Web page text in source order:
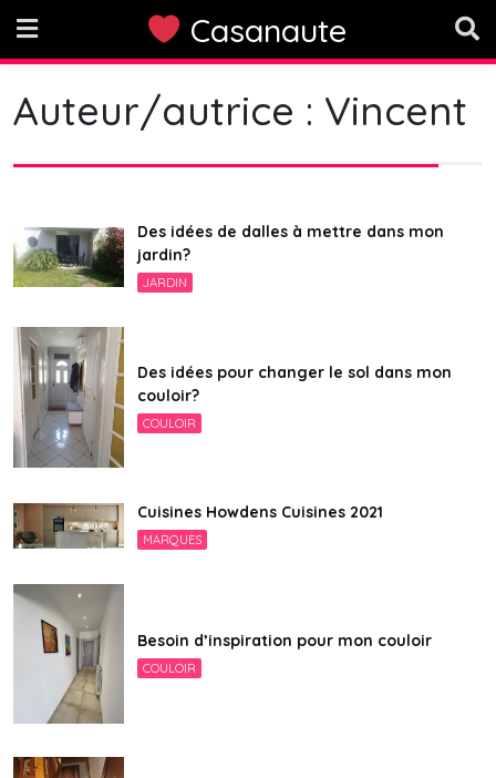
content
Casanaute
Auteur/autrice : Vincent
Des idées de dalles à mettre dans mon
jardin?
JARDIN
Des idées pour changer le sol dans mon
couloir?
COULOIR
Cuisines Howdens Cuisines 2021
MARQUES
Besoin d’inspiration pour mon couloir
COULOIR